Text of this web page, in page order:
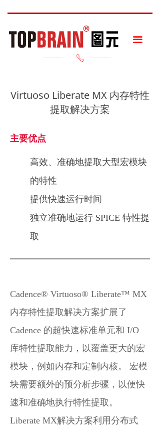
ꂅ
---------- ----------
끀
Virtuoso Liberate MX 内存特性
提取解决方案
主要优点
高效、准确地提取大型宏模块
的特性
提供快速运行时间
独立准确地运行 SPICE 特性提
取
Cadence® Virtuoso® Liberate™ MX
内存特性提取解决方案扩展了
Cadence 的超快速标准单元和 I/O
库特性提取能力，以覆盖更大的宏
模块，例如内存和定制内核。 宏模
块需要额外的预分析步骤，以便快
速和准确地执行特性提取。
Liberate MX解决方案利用分布式